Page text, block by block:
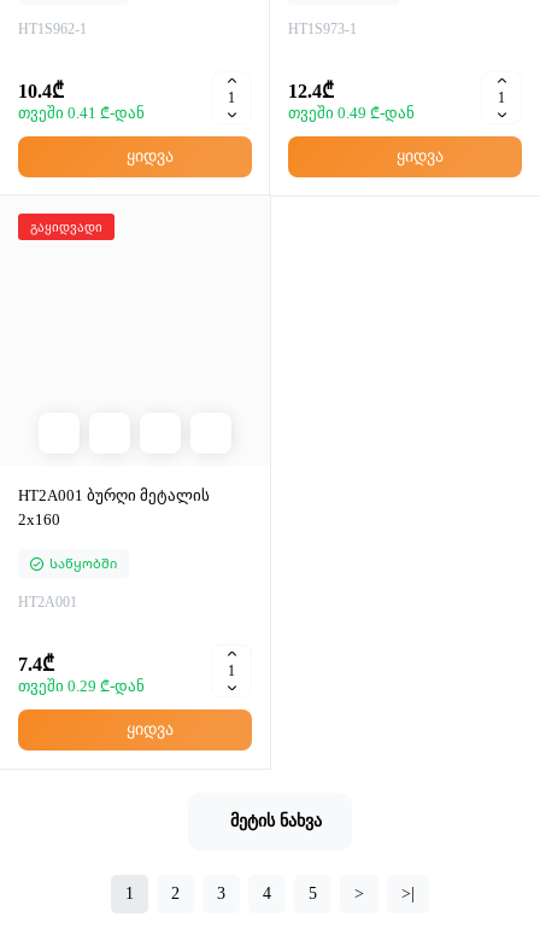
HT1S962-1
10.4₾
თვეში 0.41 ₾-დან
ყიდვა
HT1S973-1
12.4₾
თვეში 0.49 ₾-დან
ყიდვა
გაყიდვადი
HT2A001 ბურღი მეტალის
2x160
Საწყობში
HT2A001
7.4₾
თვეში 0.29 ₾-დან
ყიდვა
მეტის ნახვა
1 2 3 4 5 > >|